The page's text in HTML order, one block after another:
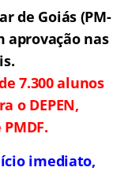
de Goiás (PM-
aprovação nas
7.300 alunos
o DEPEN,
imediato,